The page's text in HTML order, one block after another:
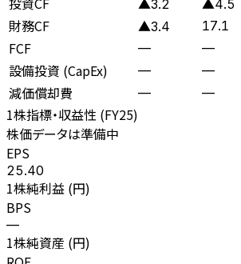
▲3.2 ▲4.5
財務CF ▲3.4 17.1
FCF — —
設備投資 (CapEx) — —
減価償却費 — —
1株指標・収益性 (FY25)
株価データは準備中
EPS
25.40
1株純利益 (円)
BPS
—
1株純資産 (円)